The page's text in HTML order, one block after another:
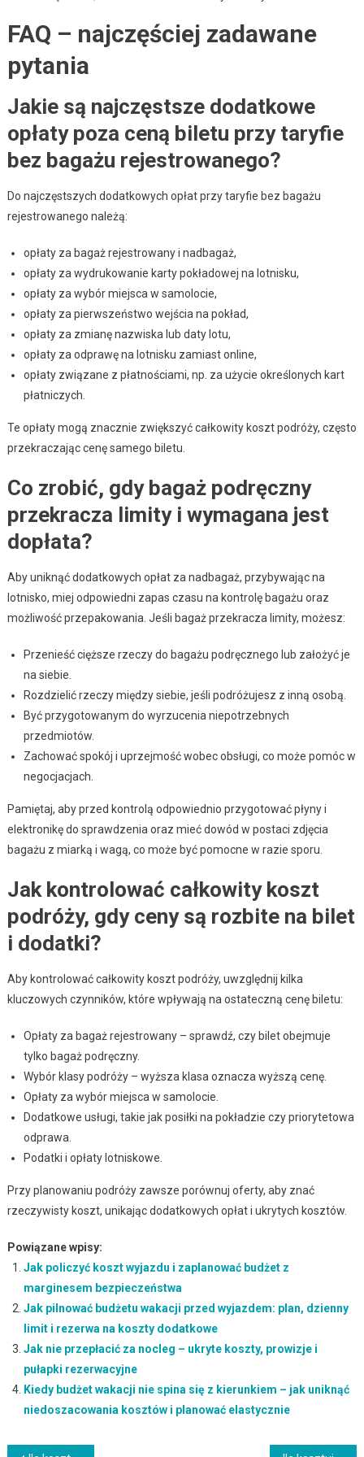
FAQ – najczęściej zadawane
pytania
Jakie są najczęstsze dodatkowe
opłaty poza ceną biletu przy taryfie
bez bagażu rejestrowanego?
Do najczęstszych dodatkowych opłat przy taryfie bez bagażu
rejestrowanego należą:
opłaty za bagaż rejestrowany i nadbagaż,
opłaty za wydrukowanie karty pokładowej na lotnisku,
opłaty za wybór miejsca w samolocie,
opłaty za pierwszeństwo wejścia na pokład,
opłaty za zmianę nazwiska lub daty lotu,
opłaty za odprawę na lotnisku zamiast online,
opłaty związane z płatnościami, np. za użycie określonych kart
płatniczych.
Te opłaty mogą znacznie zwiększyć całkowity koszt podróży, często
przekraczając cenę samego biletu.
Co zrobić, gdy bagaż podręczny
przekracza limity i wymagana jest
dopłata?
Aby uniknąć dodatkowych opłat za nadbagaż, przybywając na
lotnisko, miej odpowiedni zapas czasu na kontrolę bagażu oraz
możliwość przepakowania. Jeśli bagaż przekracza limity, możesz:
Przenieść cięższe rzeczy do bagażu podręcznego lub założyć je
na siebie.
Rozdzielić rzeczy między siebie, jeśli podróżujesz z inną osobą.
Być przygotowanym do wyrzucenia niepotrzebnych
przedmiotów.
Zachować spokój i uprzejmość wobec obsługi, co może pomóc w
negocjacjach.
Pamiętaj, aby przed kontrolą odpowiednio przygotować płyny i
elektronikę do sprawdzenia oraz mieć dowód w postaci zdjęcia
bagażu z miarką i wagą, co może być pomocne w razie sporu.
Jak kontrolować całkowity koszt
podróży, gdy ceny są rozbite na bilet
i dodatki?
Aby kontrolować całkowity koszt podróży, uwzględnij kilka
kluczowych czynników, które wpływają na ostateczną cenę biletu:
Opłaty za bagaż rejestrowany – sprawdź, czy bilet obejmuje
tylko bagaż podręczny.
Wybór klasy podróży – wyższa klasa oznacza wyższą cenę.
Opłaty za wybór miejsca w samolocie.
Dodatkowe usługi, takie jak posiłki na pokładzie czy priorytetowa
odprawa.
Podatki i opłaty lotniskowe.
Przy planowaniu podróży zawsze porównuj oferty, aby znać
rzeczywisty koszt, unikając dodatkowych opłat i ukrytych kosztów.
Powiązane wpisy:
Jak policzyć koszt wyjazdu i zaplanować budżet z
marginesem bezpieczeństwa
Jak pilnować budżetu wakacji przed wyjazdem: plan, dzienny
limit i rezerwa na koszty dodatkowe
Jak nie przepłacić za nocleg – ukryte koszty, prowizje i
pułapki rezerwacyjne
Kiedy budżet wakacji nie spina się z kierunkiem – jak uniknąć
niedoszacowania kosztów i planować elastycznie